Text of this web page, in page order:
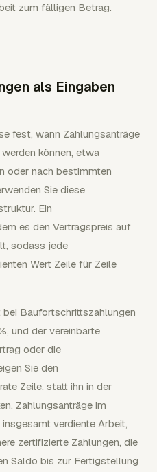
zum fälligen Betrag.
als Eingaben
fest, wann Zahlungsanträge
können, etwa
oder nach bestimmten
Sie diese
Ein
es den Vertragspreis auf
sodass jede
Wert Zeile für Zeile
Baufortschrittszahlungen
und der vereinbarte
oder die
Sie den
Zeile, statt ihn in der
Zahlungsanträge im
verdiente Arbeit,
zertifizierte Zahlungen, die
Saldo bis zur Fertigstellung